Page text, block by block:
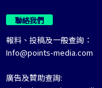
聯絡我們
報料、投稿及一般查詢：
Info@points-media.com
廣告及贊助查詢: